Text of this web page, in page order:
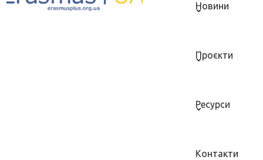
Новини
Проєкти
Ресурси
Контакти